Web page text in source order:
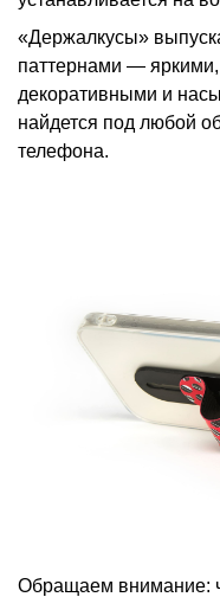
«Держалкусы»
паттернами —
декоративными и
найдется под любой
телефона.
Обращаем внимание: